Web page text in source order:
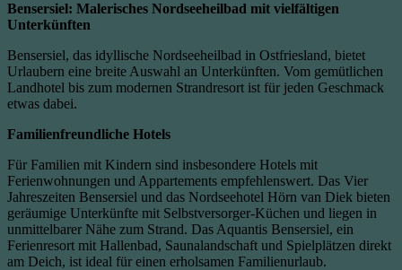
Bensersiel: Malerisches Nordseeheilbad mit vielfältigen
Unterkünften
Bensersiel, das idyllische Nordseeheilbad in Ostfriesland, bietet
Urlaubern eine breite Auswahl an Unterkünften. Vom gemütlichen
Landhotel bis zum modernen Strandresort ist für jeden Geschmack
etwas dabei.
Familienfreundliche Hotels
Für Familien mit Kindern sind insbesondere Hotels mit
Ferienwohnungen und Appartements empfehlenswert. Das Vier
Jahreszeiten Bensersiel und das Nordseehotel Hörn van Diek bieten
geräumige Unterkünfte mit Selbstversorger-Küchen und liegen in
unmittelbarer Nähe zum Strand. Das Aquantis Bensersiel, ein
Ferienresort mit Hallenbad, Saunalandschaft und Spielplätzen direkt
am Deich, ist ideal für einen erholsamen Familienurlaub.